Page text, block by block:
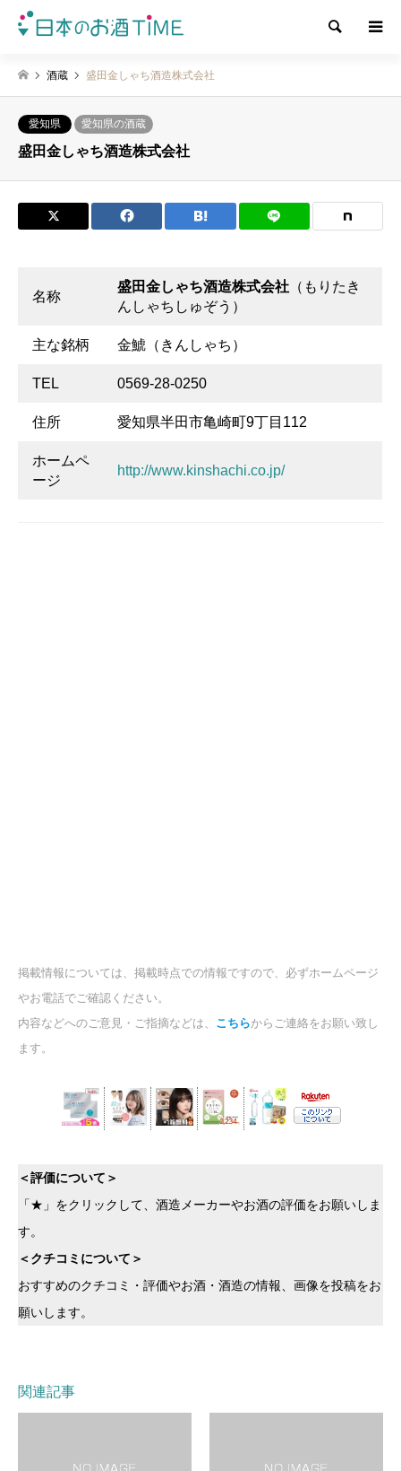
検索
酒蔵 盛田金しゃち酒造株式会社
愛知県 愛知県の酒蔵
盛田金しゃち酒造株式会社
名称
盛田金しゃち酒造株式会社 （もりたき
んしゃちしゅぞう）
主な銘柄 金鯱（きんしゃち）
TEL 0569-28-0250
住所 愛知県半田市亀崎町9丁目112
ホームペ
ージ
http://www.kinshachi.co.jp/
掲載情報については、掲載時点での情報ですので、必ずホームページ
やお電話でご確認ください。
内容などへのご意見・ご指摘などは、 こちらからご連絡をお願い致し
ます。
＜評価について＞
「★」をクリックして、酒造メーカーやお酒の評価をお願いしま
す。
＜クチコミについて＞
おすすめのクチコミ・評価やお酒・酒造の情報、画像を投稿をお
願いします。
関連記事